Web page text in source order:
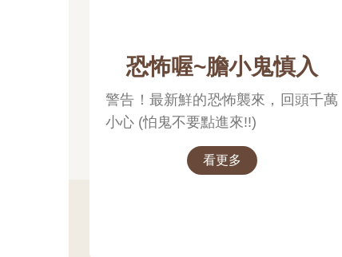
恐怖喔~膽小鬼慎入
警告！最新鮮的恐怖襲來，回頭千萬
小心 (怕鬼不要點進來!!)
看更多